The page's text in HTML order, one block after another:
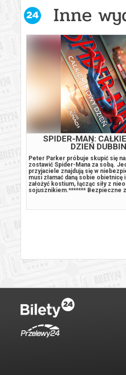
Inne
na
SPIDER-MAN:
DZIEŃ
Peter Parker próbuje skupić się
zostawić Spider-Mana za sobą.
przyjaciele znajdują się w
musi złamać daną sobie obietnicę
założyć kostium, łącząc siły z
sojusznikiem.******* Bezpieczne
Bilety24. W przypadku odwołania
gwarantujemy automatyczny
potwierdzony komunikatem